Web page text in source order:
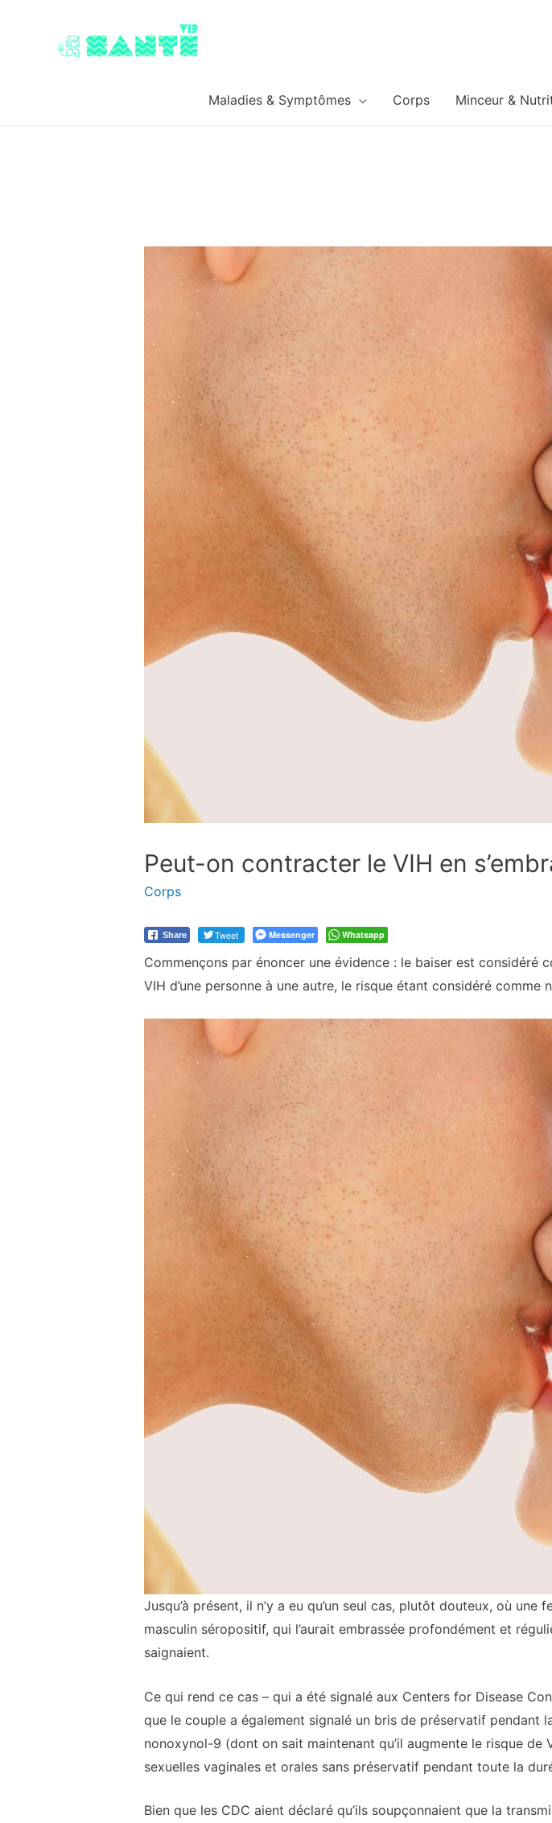
Maladies & Symptômes Corps Minceur &
Peut-on contracter le VIH en
Corps
Share Tweet Messenger Whatsapp
Commençons par énoncer une évidence : le baiser est considéré
VIH d’une personne à une autre, le risque étant considéré comme
Jusqu’à présent, il n’y a eu qu’un seul cas, plutôt douteux, où
masculin séropositif, qui l’aurait embrassée profondément et
saignaient.
Ce qui rend ce cas – qui a été signalé aux Centers for Disease
que le couple a également signalé un bris de préservatif pendant
nonoxynol-9 (dont on sait maintenant qu’il augmente le risque
sexuelles vaginales et orales sans préservatif pendant toute la
Bien que les CDC aient déclaré qu’ils soupçonnaient que la